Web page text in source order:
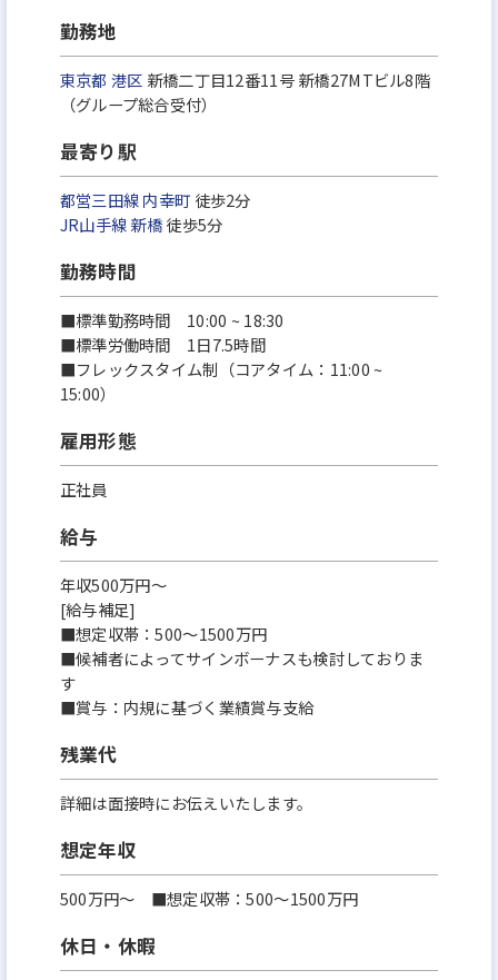
勤務地
東京都 港区 新橋二丁目12番11号 新橋27MTビル8階
（グループ総合受付）
最寄り駅
都営三田線内幸町 徒歩2分
JR山手線新橋徒歩5分
勤務時間
■標準勤務時間 10:00 ~ 18:30
■標準労働時間 1日7.5時間
■フレックスタイム制（コアタイム：11:00 ~
15:00）
雇用形態
正社員
給与
年収500万円～
[給与補足]
■想定収帯：500～1500万円
■候補者によってサインボーナスも検討しておりま
す
■賞与：内規に基づく業績賞与支給
残業代
詳細は面接時にお伝えいたします。
想定年収
500万円〜 ■想定収帯：500～1500万円
休日・休暇